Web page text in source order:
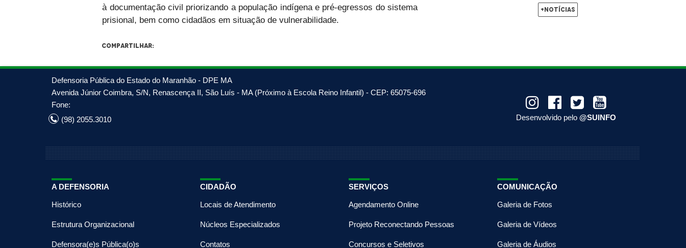
à documentação civil priorizando a população indígena e pré-egressos do sistema
prisional, bem como cidadãos em situação de vulnerabilidade.
Compartilhar:
GARANTIA DE DIREITOS
+Notícias
Defensoria Pública do Estado do Maranhão - DPE MA
Avenida Júnior Coimbra, S/N, Renascença II, São Luís - MA (Próximo à Escola Reino Infantil) - CEP: 65075-696
Fone:
(98) 2055.3010
Desenvolvido pelo @SUINFO
A DEFENSORIA
Histórico
Estrutura Organizacional
Defensora(e)s Pública(o)s
CIDADÃO
Locais de Atendimento
Núcleos Especializados
Contatos
SERVIÇOS
Agendamento Online
Projeto Reconectando Pessoas
Concursos e Seletivos
COMUNICAÇÃO
Galeria de Fotos
Galeria de Vídeos
Galeria de Áudios